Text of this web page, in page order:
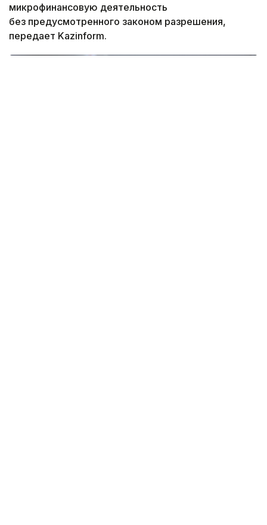
микрофинансовую деятельность
без предусмотренного законом разрешения,
передает Kazinform.